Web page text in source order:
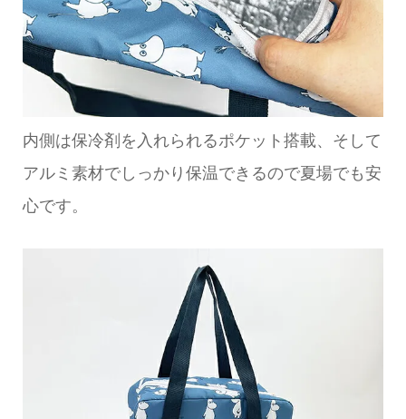
内側は保冷剤を入れられるポケット搭載、そして
アルミ素材でしっかり保温できるので夏場でも安
心です。